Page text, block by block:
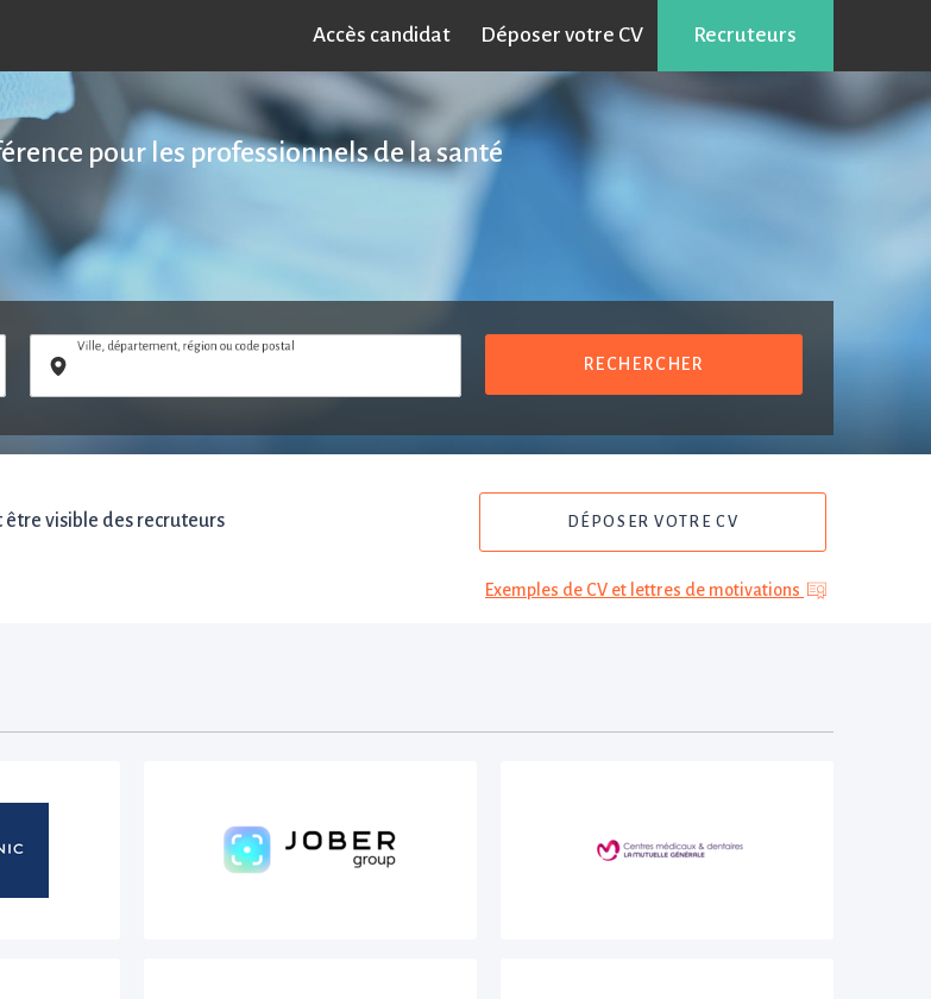
Accès candidat Déposer votre CV Recruteurs
pour les professionnels de la santé
Ville, département, région ou code postal
RECHERCHER
visible des recruteurs DÉPOSER VOTRE CV
Exemples de CV et lettres de motivations